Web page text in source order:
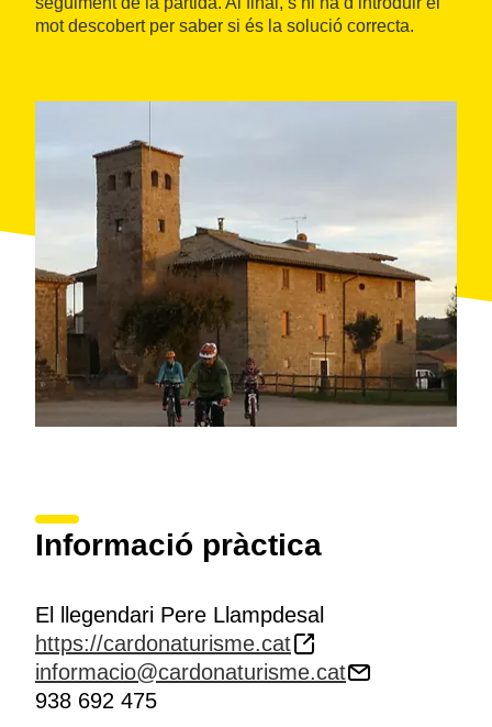
mot descobert per saber si és la solució correcta.
Informació pràctica
El llegendari Pere Llampdesal
https://cardonaturisme.cat
informacio@cardonaturisme.cat
938 692 475